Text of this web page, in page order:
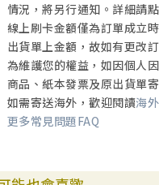
情況，將另行通知。詳細請
線上刷卡金額僅為訂單成立
出貨單上金額，故如有更改
為維護您的權益，如因個人
商品、紙本發票及原出貨單
如需寄送海外，歡迎閱讀海
更多常見問題FAQ